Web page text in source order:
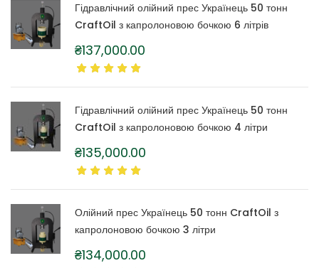
Гідравлічний олійний прес Українець 50 тонн
CraftOil з капролоновою бочкою 6 літрів
₴137,000.00
Гідравлічний олійний прес Українець 50 тонн
CraftOil з капролоновою бочкою 4 літри
₴135,000.00
Олійний прес Українець 50 тонн CraftOil з
капролоновою бочкою 3 літри
₴134,000.00